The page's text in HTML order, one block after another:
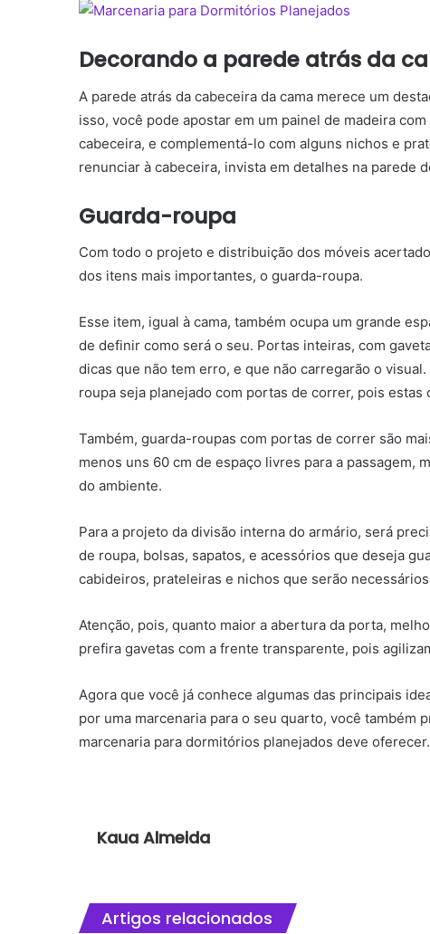
Decorando a parede atrás da
A parede atrás da cabeceira da cama merece um
isso, você pode apostar em um painel de madeira
cabeceira, e complementá-lo com alguns nichos e
renunciar à cabeceira, invista em detalhes na parede
Guarda-roupa
Com todo o projeto e distribuição dos móveis
dos itens mais importantes, o guarda-roupa.
Esse item, igual à cama, também ocupa um grande
de definir como será o seu. Portas inteiras, com
dicas que não tem erro, e que não carregarão o
roupa seja planejado com portas de correr, pois estas
Também, guarda-roupas com portas de correr são
menos uns 60 cm de espaço livres para a passagem,
do ambiente.
Para a projeto da divisão interna do armário, será
de roupa, bolsas, sapatos, e acessórios que deseja
cabideiros, prateleiras e nichos que serão
Atenção, pois, quanto maior a abertura da porta,
prefira gavetas com a frente transparente, pois
Agora que você já conhece algumas das principais
por uma marcenaria para o seu quarto, você também
marcenaria para dormitórios planejados deve oferecer.
Kaua Almeida
Artigos relacionados